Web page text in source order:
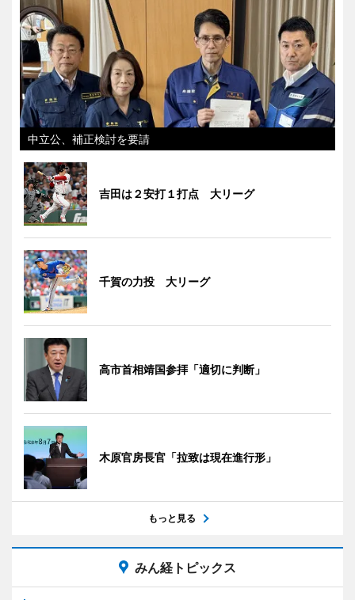
中立公、補正検討を要請
吉田は２安打１打点 大リーグ
千賀の力投 大リーグ
高市首相靖国参拝「適切に判断」
木原官房長官「拉致は現在進行形」
もっと見る
みん経トピックス